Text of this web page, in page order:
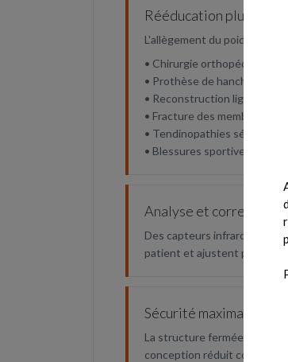
Rééducation plus
L'allègement du poids
• Chirurgie orthopédique
• Prothèse de hanche ou de
• Reconstruction ligamentaire
• Fracture des membres
• Tendinopathies sévères
• Blessures sportives
Analyse et correction
Des capteurs infrarouges et
patient et ajustent
Sécurité maximale
La structure fermée avec
conception réduit